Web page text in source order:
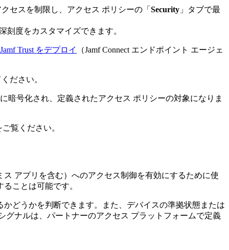
セスを制限し、アクセス ポリシーの「 Security 」タブで最
刻度をカスタマイズできます。
Trust をデプロイ （Jamf Connect エンドポイント エージェ
ださい。
暗号化され、定義されたアクセス ポリシーの対象になりま
覧ください。
ス アプリを含む）へのアクセス制御を有効にするために使
ことは可能です。
どうかを判断できます。また、デバイスの準拠状態または
ナルは、パートナーのアクセス プラットフォームで定義